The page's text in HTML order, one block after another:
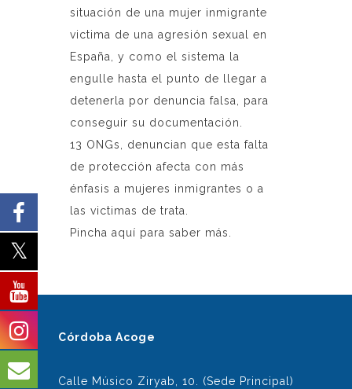
situación de una mujer inmigrante
victima de una agresión sexual en
España, y como el sistema la
engulle hasta el punto de llegar a
detenerla por denuncia falsa, para
conseguir su documentación.
13 ONGs, denuncian que esta falta
de protección afecta con más
énfasis a mujeres inmigrantes o a
las victimas de trata.
Pincha aquí para saber más.
Córdoba Acoge
Calle Músico Ziryab, 10. (Sede Principal)